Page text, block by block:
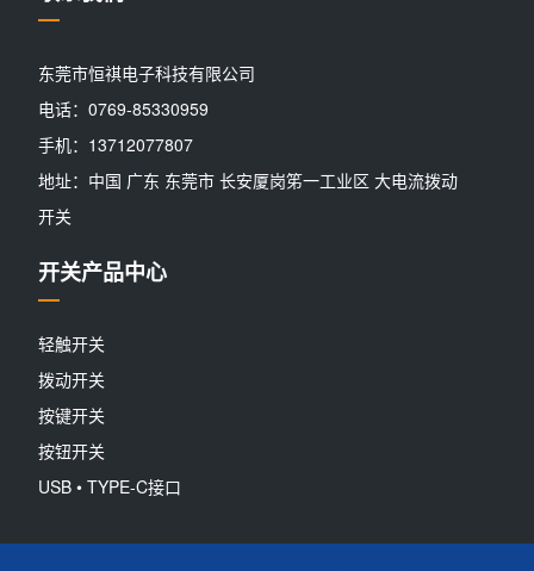
东莞市恒祺电子科技有限公司
电话：0769-85330959
手机：13712077807
地址：中国 广东 东莞市 长安厦岗笫一工业区 大电流拨动
开关
开关产品中心
轻触开关
拨动开关
按键开关
按钮开关
USB • TYPE-C接口